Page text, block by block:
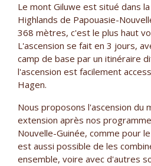
Le mont Giluwe est situé dans
Highlands de Papouasie-
368 mètres, c'est le plus haut
L'ascension se fait en 3 jours,
camp de base par un itinéraire
l'ascension est facilement
Hagen.
Nous proposons l'ascension du
extension après nos
Nouvelle-Guinée, comme pour
est aussi possible de les
ensemble, voire avec d'autres